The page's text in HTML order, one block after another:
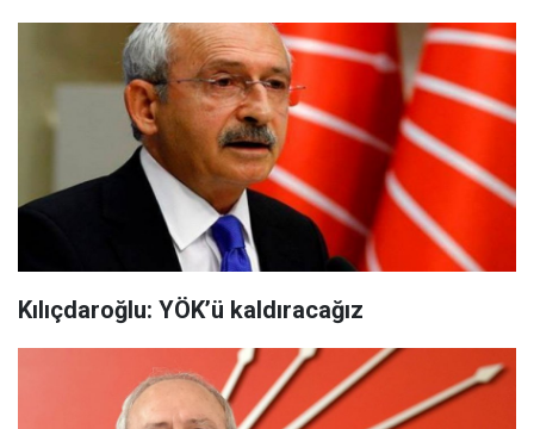
Kılıçdaroğlu: YÖK’ü kaldıracağız